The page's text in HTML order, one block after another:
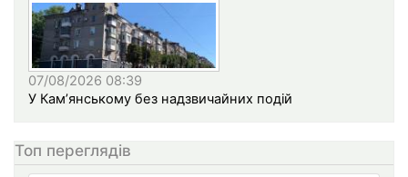
07/08/2026 08:39
У Кам’янському без надзвичайних подій
Топ переглядів